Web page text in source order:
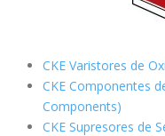
CKE Varistores de
CKE Componentes
Components)
CKE Supresores de